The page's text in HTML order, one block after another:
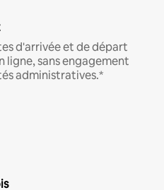
d'arrivée et de départ
ligne, sans engagement
administratives.*